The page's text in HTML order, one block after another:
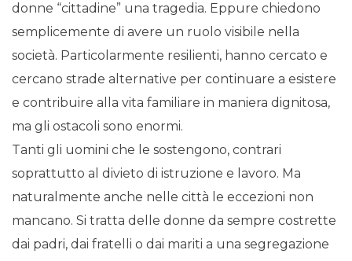
donne “cittadine” una tragedia. Eppure chiedono
semplicemente di avere un ruolo visibile nella
società. Particolarmente resilienti, hanno cercato e
cercano strade alternative per continuare a esistere
e contribuire alla vita familiare in maniera dignitosa,
ma gli ostacoli sono enormi.
Tanti gli uomini che le sostengono, contrari
soprattutto al divieto di istruzione e lavoro. Ma
naturalmente anche nelle città le eccezioni non
mancano. Si tratta delle donne da sempre costrette
dai padri, dai fratelli o dai mariti a una segregazione